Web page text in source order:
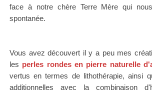
face à notre chère Terre Mère qui
spontanée.
Vous avez découvert il y a peu mes
les perles rondes en pierre naturelle
vertus en termes de lithothérapie, ainsi
additionnelles avec la combinaison